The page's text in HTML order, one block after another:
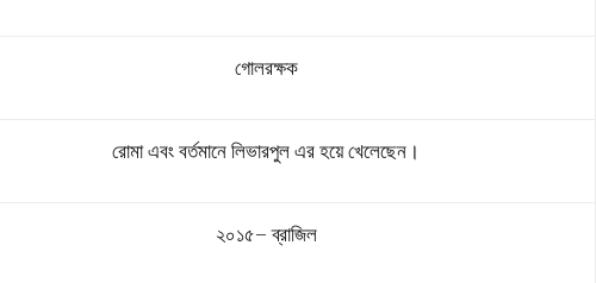
গোলরক্ষক
রোমা এবং বর্তমানে লিভারপুল এর হয়ে খেলেছেন।
২০১৫– ব্রাজিল